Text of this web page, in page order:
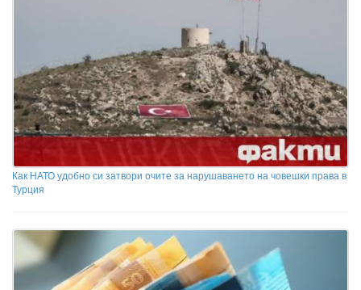
Как НАТО удобно си затвори очите за нарушаването на човешки права в
Турция